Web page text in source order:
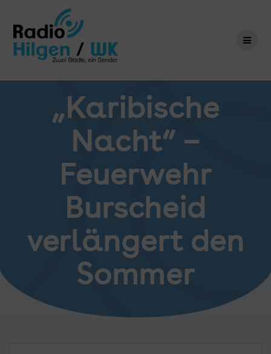
springen
„Karibische
Nacht“ –
Feuerwehr
Burscheid
verlängert den
Sommer